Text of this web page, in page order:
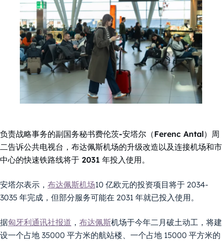
负责战略事务的副国务秘书费伦茨-安塔尔（Ferenc Antal）周
二告诉公共电视台，布达佩斯机场的升级改造以及连接机场和市
中心的快速铁路线将于 2031 年投入使用。
安塔尔表示， 布达佩斯机场10 亿欧元的投资项目将于 2034-
3035 年完成，但部分服务可能在 2031 年就已投入使用。
据匈牙利通讯社报道 ， 布达佩斯机场于今年二月破土动工，将建
设一个占地 35000 平方米的航站楼、一个占地 15000 平方米的